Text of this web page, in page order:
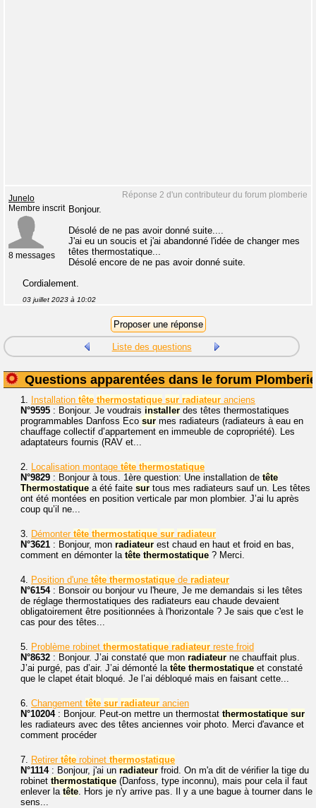
Réponse 2 d'un contributeur du forum plomberie
Junelo
Membre inscrit
8 messages
Bonjour.
Désolé de ne pas avoir donné suite....
J'ai eu un soucis et j'ai abandonné l'idée de changer mes
têtes thermostatique...
Désolé encore de ne pas avoir donné suite.
Cordialement.
03 juillet 2023 à 10:02
Liste des questions
Questions apparentées dans le forum Plomberie
1. Installation tête thermostatique sur radiateur anciens
N°9595 : Bonjour. Je voudrais installer des têtes thermostatiques
programmables Danfoss Eco sur mes radiateurs (radiateurs à eau en
chauffage collectif d’appartement en immeuble de copropriété). Les
adaptateurs fournis (RAV et...
2. Localisation montage tête thermostatique
N°9829 : Bonjour à tous. 1ère question: Une installation de tête
Thermostatique a été faite sur tous mes radiateurs sauf un. Les têtes
ont été montées en position verticale par mon plombier. J’ai lu après
coup qu’il ne...
3. Démonter tête thermostatique sur radiateur
N°3621 : Bonjour, mon radiateur est chaud en haut et froid en bas,
comment en démonter la tête thermostatique ? Merci.
4. Position d'une tête thermostatique de radiateur
N°6154: Bonsoir ou bonjour vu l'heure, Je me demandais si les têtes
de réglage thermostatiques des radiateurs eau chaude devaient
obligatoirement être positionnées à l'horizontale ? Je sais que c'est le
cas pour des têtes...
5. Problème robinet thermostatique radiateur reste froid
N°8632 : Bonjour. J’ai constaté que mon radiateur ne chauffait plus.
J’ai purgé, pas d’air. J’ai démonté la tête thermostatique et constaté
que le clapet était bloqué. Je l’ai débloqué mais en faisant cette...
6. Changement tête sur radiateur ancien
N°10204: Bonjour. Peut-on mettre un thermostat thermostatique sur
les radiateurs avec des têtes anciennes voir photo. Merci d'avance et
comment procéder
7. Retirer tête robinet thermostatique
N°1114: Bonjour, j'ai un radiateur froid. On m'a dit de vérifier la tige du
robinet thermostatique (Danfoss, type inconnu), mais pour cela il faut
enlever la tête. Hors je n'y arrive pas. Il y a une bague à tourner dans le
sens...